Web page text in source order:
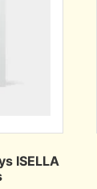
ISELLA